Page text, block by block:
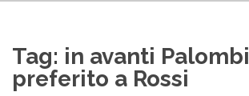
Tag: in avanti Palombi
preferito a Rossi